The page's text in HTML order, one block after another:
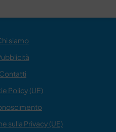
siamo
Contatti
Policy (UE)
sulla Privacy (UE)